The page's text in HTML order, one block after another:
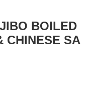
BOILED
CHINESE SA